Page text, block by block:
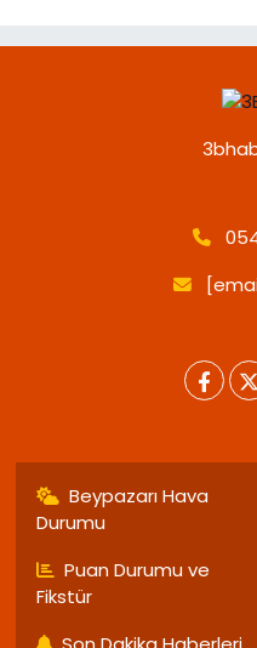
Beypazarı Hava
Durumu
Puan Durumu ve
Fikstür